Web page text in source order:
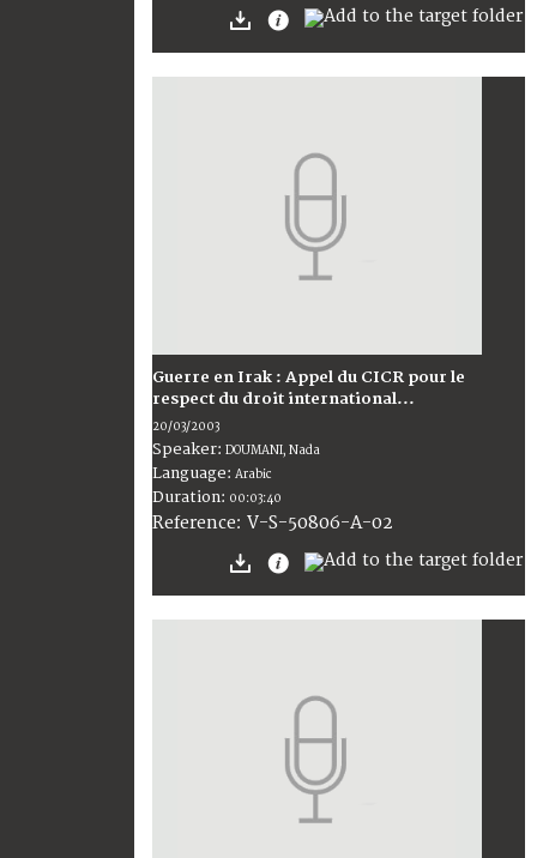
Guerre en Irak : Appel du CICR pour le
respect du droit international...
20/03/2003
Speaker: DOUMANI, Nada
Language: Arabic
Duration: 00:03:40
Reference: V-S-50806-A-02